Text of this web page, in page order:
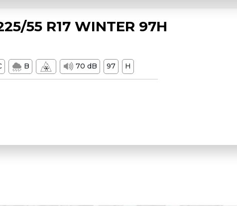
55 R17 WINTER 97H
B 70 dB 97 H